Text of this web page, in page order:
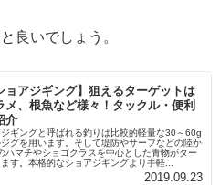
良いでしょう。
ョアジギング】狙えるターゲットは
メ、根魚など様々！タックル・便利
介
ギングと呼ばれる釣りは比較的軽量な30～60g
グを用います。そして堤防やサーフなどの陸か
ハマチやショゴクラスを中心とした青物がター
す。本格的なショアジギングより手軽...
2019.09.23